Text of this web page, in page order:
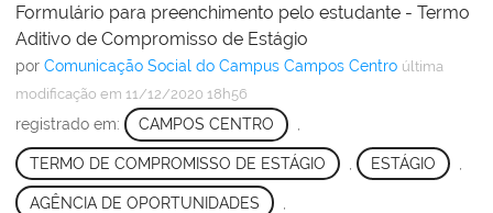
Formulário para preenchimento pelo estudante - Termo
Aditivo de Compromisso de Estágio
por Comunicação Social do Campus Campos Centro última
modificação em 11/12/2020 18h56
registrado em: CAMPOS CENTRO
TERMO DE COMPROMISSO DE ESTÁGIO ESTÁGIO
AGÊNCIA DE OPORTUNIDADES